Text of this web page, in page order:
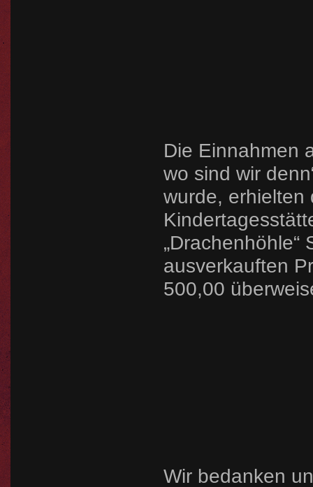
Die Einnahmen
wo sind wir
wurde, erhielten
ausverkauften
500,00
Wir bedanken